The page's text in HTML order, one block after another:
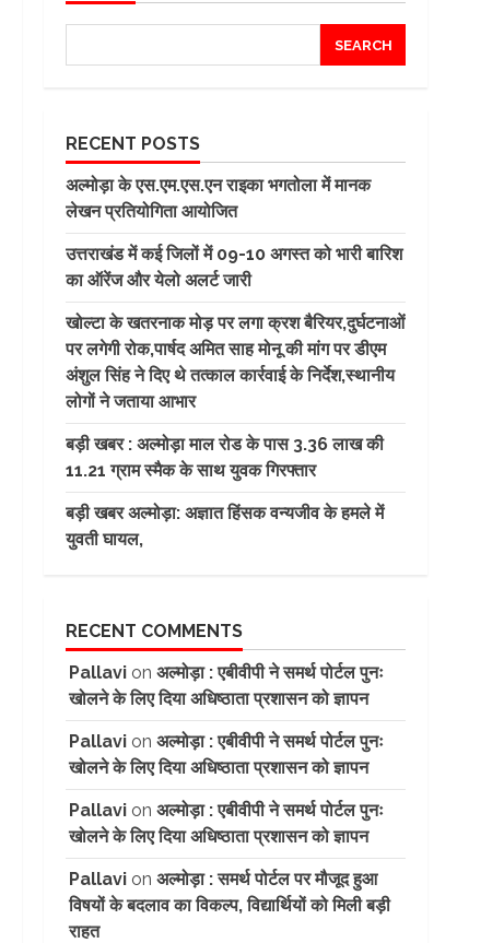
SEARCH
RECENT POSTS
अल्मोड़ा के एस.एम.एस.एन राइका भगतोला में मानक
लेखन प्रतियोगिता आयोजित
उत्तराखंड में कई जिलों में 09-10 अगस्त को भारी बारिश
का ऑरेंज और येलो अलर्ट जारी
खोल्टा के खतरनाक मोड़ पर लगा क्रश बैरियर,दुर्घटनाओं
पर लगेगी रोक,पार्षद अमित साह मोनू की मांग पर डीएम
अंशुल सिंह ने दिए थे तत्काल कार्रवाई के निर्देश,स्थानीय
लोगों ने जताया आभार
बड़ी खबर : अल्मोड़ा माल रोड के पास 3.36 लाख की
11.21 ग्राम स्मैक के साथ युवक गिरफ्तार
बड़ी खबर अल्मोड़ा: अज्ञात हिंसक वन्यजीव के हमले में
युवती घायल,
RECENT COMMENTS
Pallavion अल्मोड़ा : एबीवीपी ने समर्थ पोर्टल पुनः
खोलने के लिए दिया अधिष्ठाता प्रशासन को ज्ञापन
Pallavion अल्मोड़ा : एबीवीपी ने समर्थ पोर्टल पुनः
खोलने के लिए दिया अधिष्ठाता प्रशासन को ज्ञापन
Pallavion अल्मोड़ा : एबीवीपी ने समर्थ पोर्टल पुनः
खोलने के लिए दिया अधिष्ठाता प्रशासन को ज्ञापन
Pallavion अल्मोड़ा : समर्थ पोर्टल पर मौजूद हुआ
विषयों के बदलाव का विकल्प, विद्यार्थियों को मिली बड़ी
राहत